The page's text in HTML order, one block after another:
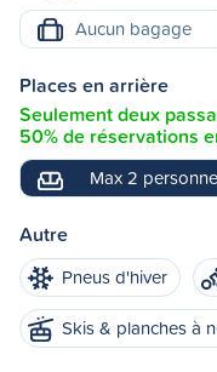
Aucun bagage
Places en arrière
Seulement deux
50% de réservations
Max 2
Autre
Pneus d'hiver
Skis & planches à